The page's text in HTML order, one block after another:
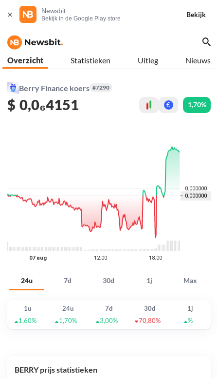
Newsbit
Bekijk in de Google Play store
Bekijk
Overzicht Statistieken Uitleg Nieuws
Berry Finance koers #7290
$ 0,0₆4151 € 1,70%
24u 7d 30d 1j Max
1u 24u 7d 30d
1j
1,60%
1,70% 3,00% 70,80% %
BERRY prijs statistieken